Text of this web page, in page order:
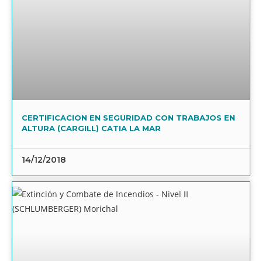
CERTIFICACION EN SEGURIDAD CON TRABAJOS EN
ALTURA (CARGILL) CATIA LA MAR
14/12/2018